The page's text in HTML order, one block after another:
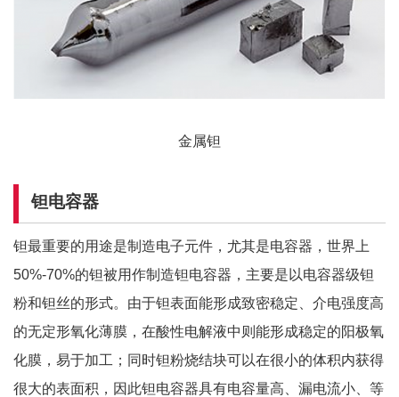
金属钽
钽电容器
钽最重要的用途是制造电子元件，尤其是电容器，世界上
50%-70%的钽被用作制造钽电容器，主要是以电容器级钽
粉和钽丝的形式。由于钽表面能形成致密稳定、介电强度高
的无定形氧化薄膜，在酸性电解液中则能形成稳定的阳极氧
化膜，易于加工；同时钽粉烧结块可以在很小的体积内获得
很大的表面积，因此钽电容器具有电容量高、漏电流小、等